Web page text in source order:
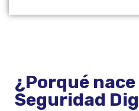
¿Porqué
Seguridad